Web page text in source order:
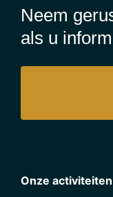
Neem
als u
Onze activiteiten